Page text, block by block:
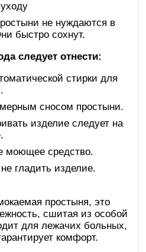
не нуждаются в
быстро сохнут.
следует отнести:
стирки для
сносом простыни.
изделие следует на
моющее средство.
гладить изделие.
простыня, это
сшитая из особой
для лежачих больных,
комфорт.